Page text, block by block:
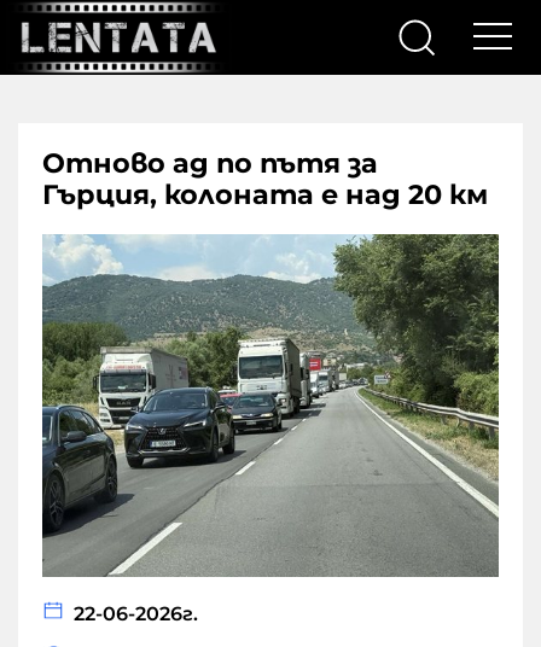
Отново ад по пътя за
Гърция, колоната е над 20 км
22-06-2026г.